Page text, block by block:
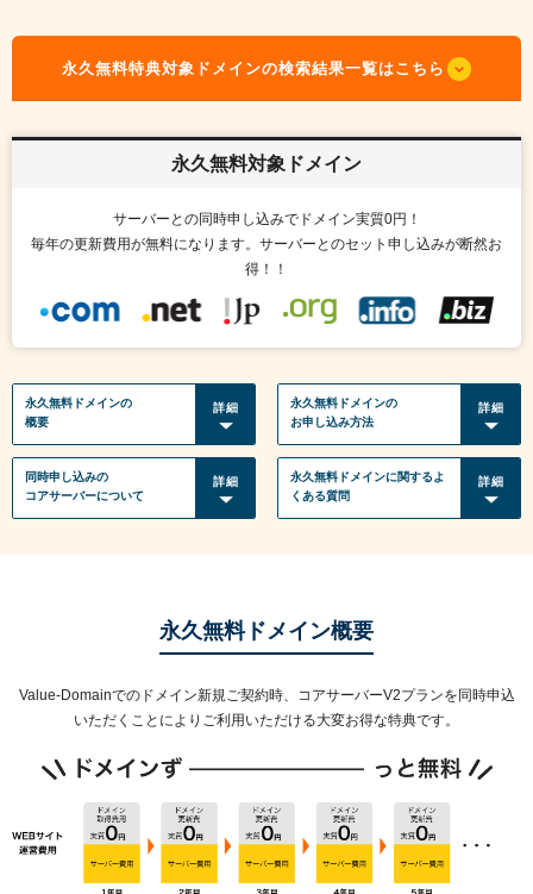
.jpドメインバックオーダー
バリュードメインAPI
ドメイン・ホスティングOEM
Value Domain Analyzer
Value AI Writer
ログイン
Value Domainにログイン
外部サービスでの登録が一部未対応（Google等）
Value Domain Oneにログイン
Google Yahoo!
※AmazonはValue Domain Oneのログイン画面へ遷移します
Value Domainユーザー登録
One レンタルサーバーを含む最新の機能を使う方
以下でも登録可能
Google Yahoo!
GMO ID Amazon
※AmazonはValue Domain Oneのアカウント作成画面へ遷移します
永久無料特典対象ドメインの検索結果一覧はこちら
永久無料対象ドメイン
サーバーとの同時申し込みでドメイン実質0円！
毎年の更新費用が無料になります。サーバーとのセット申し込みが断然お
得！！
永久無料ドメインの
概要
詳細
永久無料ドメインの
お申し込み方法
詳細
同時申し込みの
コアサーバーについて
詳細 永久無料ドメインに関するよ
くある質問
詳細
永久無料ドメイン概要
Value-Domainでのドメイン新規ご契約時、コアサーバーV2プランを 同時申込
いただくことによりご利用いただける大変お得な特典です。